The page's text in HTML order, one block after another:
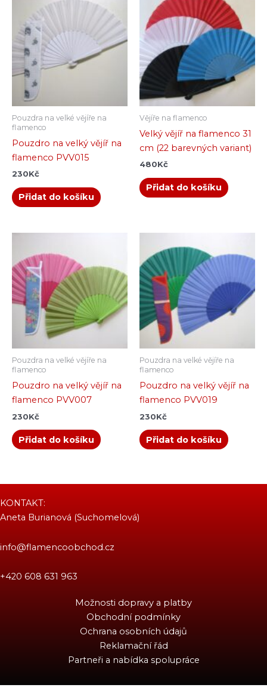
Pouzdra na velké vějíře na
flamenco
Pouzdro na velký vějíř na
flamenco PVV015
230Kč
Přidat do košíku
Vějíře na flamenco
Velký vějíř na flamenco 31
cm (22 barevných variant)
480Kč
Přidat do košíku
Pouzdra na velké vějíře na
flamenco
Pouzdro na velký vějíř na
flamenco PVV007
230Kč
Přidat do košíku
Pouzdra na velké vějíře na
flamenco
Pouzdro na velký vějíř na
flamenco PVV019
230Kč
Přidat do košíku
KONTAKT:
Aneta Burianová (Suchomelová)
info@flamencoobchod.cz
+420 608 631 963
Možnosti dopravy a platby
Obchodní podmínky
Ochrana osobních údajů
Reklamační řád
Partneři a nabídka spolupráce